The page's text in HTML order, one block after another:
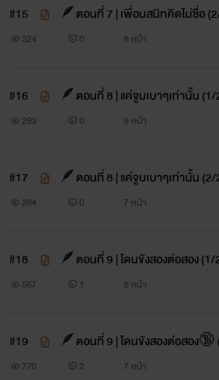
#15 🪶ตอนที่ 7 | เพื่อนสนิทคิดไม่ซื่อ
324 0 8 หน้า
#16 🪶ตอนที่ 8 | แค่จูบเบาๆเท่านั้น (1/
293 0 9 หน้า
#17 🪶ตอนที่ 8 | แค่จูบเบาๆเท่านั้น (2/
284 0 7 หน้า
#18 🪶ตอนที่ 9 | โดนขังสองต่อสอง (1/
567 1 8 หน้า
#19
🪶ตอนที่ 9 | โดนขังสองต่อสอง🔞
2)
770 2 7 หน้า